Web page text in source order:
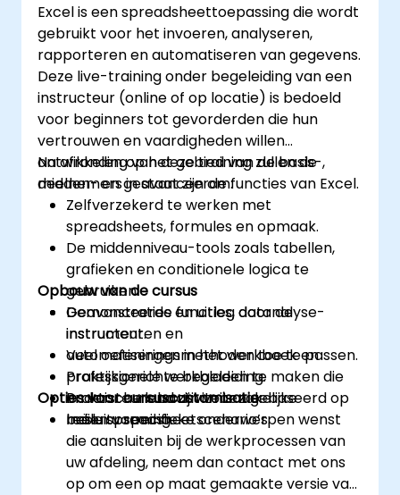
Taakautomatisering met behulp van
macros en VBA voor een efficiëntere
workflow.
Excel is een spreadsheettoepassing die wordt
gebruikt voor het invoeren, analyseren,
rapporteren en automatiseren van gegevens.
Deze live-training onder begeleiding van een
instructeur (online of op locatie) is bedoeld
voor beginners tot gevorderden die hun
vertrouwen en vaardigheden willen
ontwikkelen op het gebied van de basis-,
midden- en geavanceerde functies van Excel.
Na afronding van deze training zullen de
deelnemers in staat zijn om:
Zelfverzekerd te werken met
spreadsheets, formules en opmaak.
De middenniveau-tools zoals tabellen,
grafieken en conditionele logica te
gebruiken.
Geavanceerde functies, datanalyse-
instrumenten en
automatiseringsmethoden toe te passen.
Professionele werkbladen te maken die
ondersteunend zijn voor zakelijke
besluitvorming.
Opbouw van de cursus
Demonstraties en uitleg door de
instructeur.
Veel oefeningen in het werkboek en
praktijkgerichte begeleiding.
Praktische labactiviteiten gebaseerd op
reële spreadsheetscenario’s.
Opties voor cursuscustomisatie
Indien u specifieke onderwerpen wenst
die aansluiten bij de werkprocessen van
uw afdeling, neem dan contact met ons
op om een op maat gemaakte versie van